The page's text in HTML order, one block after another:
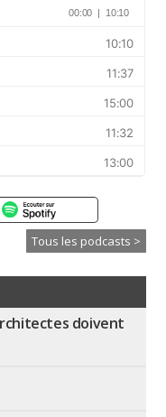
Tous les podcasts >
doivent